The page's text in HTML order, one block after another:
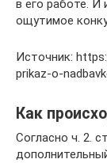
в его работе. И
ощутимое
Источник:
prikaz-o-
Как
Согласно ч. 2.